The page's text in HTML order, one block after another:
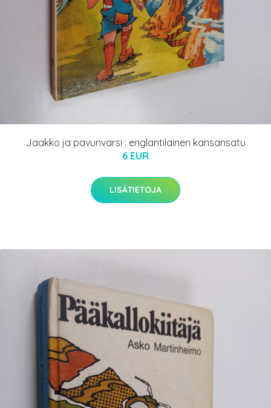
Jaakko ja pavunvarsi : englantilainen kansansatu
6 EUR
LISÄTIETOJA